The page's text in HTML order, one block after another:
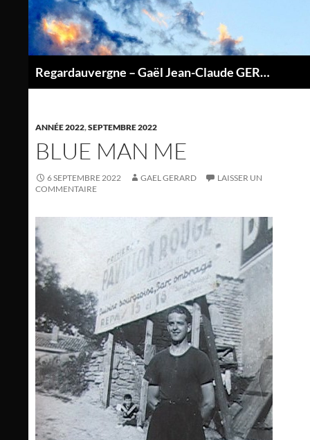
contenu
Regardauvergne – Gaël Jean-Claude GERARD
ANNÉE 2022,SEPTEMBRE 2022
BLUE MAN ME
6 SEPTEMBRE 2022 GAEL GERARD
LAISSER UN
COMMENTAIRE